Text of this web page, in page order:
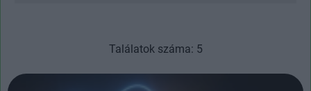
Találatok száma: 5